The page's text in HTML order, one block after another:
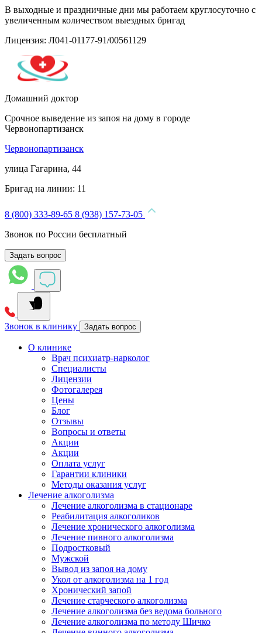
В выходные и праздничные дни мы работаем круглосуточно с
увеличенным количеством выездных бригад
Лицензия: Л041-01177-91/00561129
Домашний доктор
Срочное выведение из запоя на дому в городе
Червонопартизанск
Червонопартизанск
улица Гагарина, 44
Бригад на линии: 11
8 (800) 333-89-65 8 (938) 157-73-05
Звонок по России бесплатный
Задать вопрос
Звонок в клинику Задать вопрос
О клинике
Врач психиатр-нарколог
Специалисты
Лицензии
Фотогалерея
Цены
Блог
Отзывы
Вопросы и ответы
Акции
Акции
Оплата услуг
Гарантии клиники
Методы оказания услуг
Лечение алкоголизма
Лечение алкоголизма в стационаре
Реабилитация алкоголиков
Лечение хронического алкоголизма
Лечение пивного алкоголизма
Подростковый
Мужской
Вывод из запоя на дому
Укол от алкоголизма на 1 год
Хронический запой
Лечение старческого алкоголизма
Лечение алкоголизма без ведома больного
Лечение алкоголизма по методу Шичко